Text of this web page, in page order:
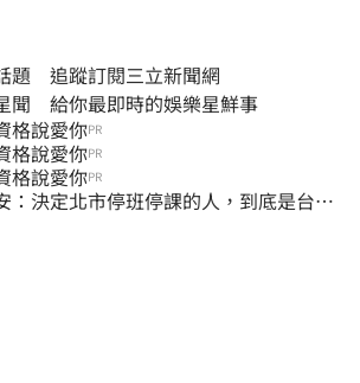
題 追蹤訂閱三立新聞網
聞 給你最即時的娛樂星鮮事
格說愛你PR
格說愛你PR
格說愛你PR
：決定北市停班停課的人，到底是台北